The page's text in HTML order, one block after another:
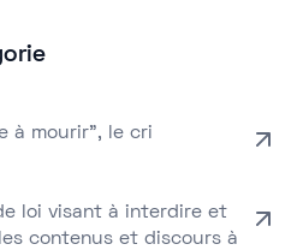
à mourir”, le cri
loi visant à interdire et
contenus et discours à